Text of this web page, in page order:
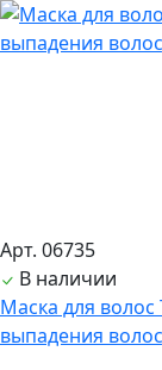
Арт. 06735
В наличии
Маска для
выпадения